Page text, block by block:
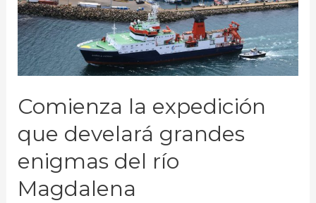
Comienza la expedición
que develará grandes
enigmas del río
Magdalena